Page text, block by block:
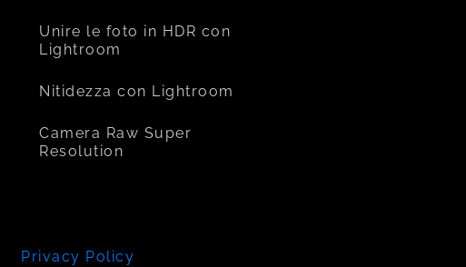
Unire le foto in HDR con
Lightroom
Nitidezza con Lightroom
Camera Raw Super
Resolution
Privacy Policy